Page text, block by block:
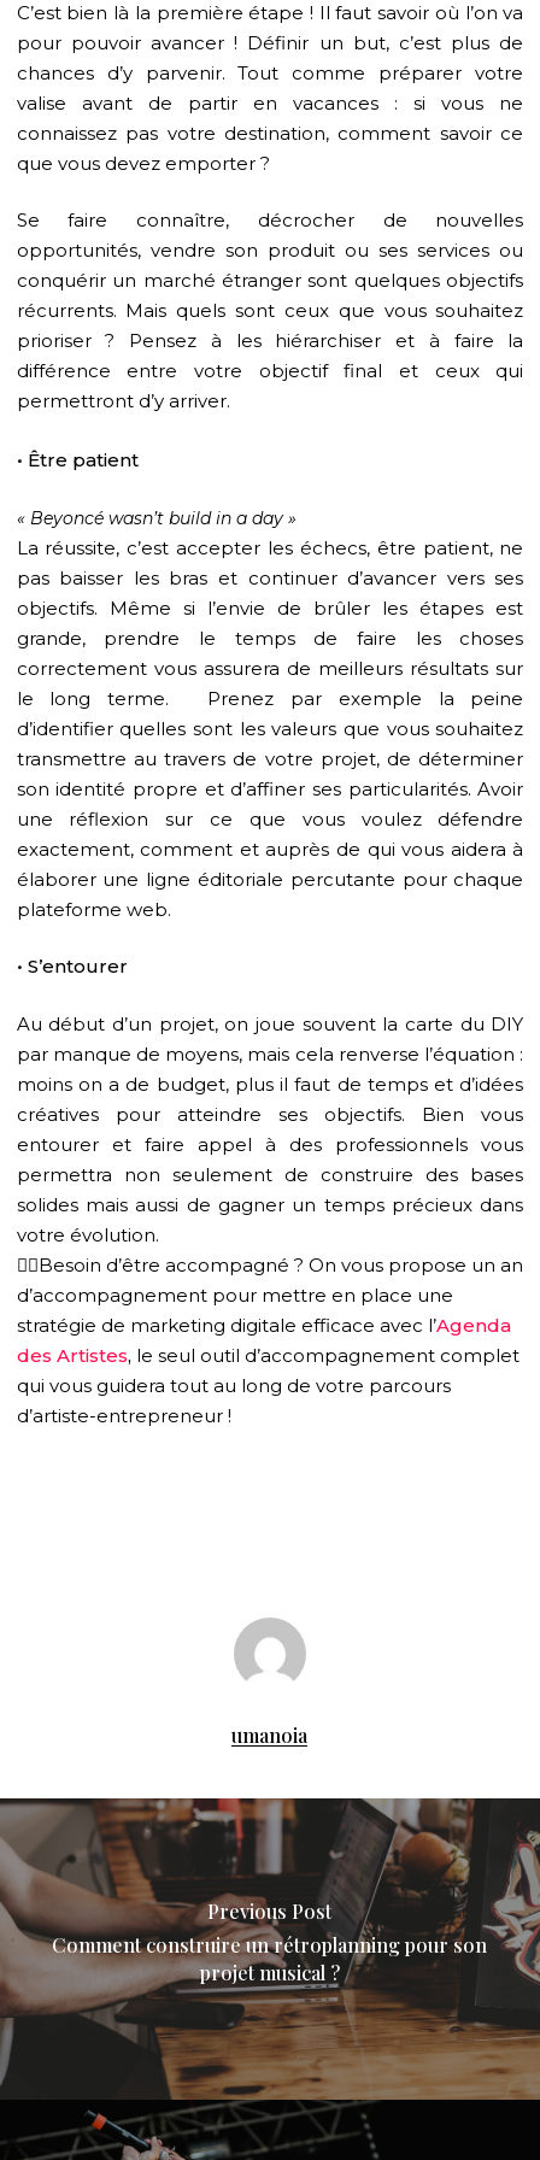
C’est bien là la première étape ! Il faut savoir où l’on va
pour pouvoir avancer ! Définir un but, c’est plus de
chances d’y parvenir. Tout comme préparer votre
valise avant de partir en vacances : si vous ne
connaissez pas votre destination, comment savoir ce
que vous devez emporter ?
Se faire connaître, décrocher de nouvelles
opportunités, vendre son produit ou ses services ou
conquérir un marché étranger sont quelques objectifs
récurrents. Mais quels sont ceux que vous souhaitez
prioriser ? Pensez à les hiérarchiser et à faire la
différence entre votre objectif final et ceux qui
permettront d’y arriver.
• Être patient
« Beyoncé wasn’t build in a day »
La réussite, c’est accepter les échecs, être patient, ne
pas baisser les bras et continuer d’avancer vers ses
objectifs. Même si l’envie de brûler les étapes est
grande, prendre le temps de faire les choses
correctement vous assurera de meilleurs résultats sur
le long terme. Prenez par exemple la peine
d’identifier quelles sont les valeurs que vous souhaitez
transmettre au travers de votre projet, de déterminer
son identité propre et d’affiner ses particularités. Avoir
une réflexion sur ce que vous voulez défendre
exactement, comment et auprès de qui vous aidera à
élaborer une ligne éditoriale percutante pour chaque
plateforme web.
• S’entourer
Au début d’un projet, on joue souvent la carte du DIY
par manque de moyens, mais cela renverse l’équation :
moins on a de budget, plus il faut de temps et d’idées
créatives pour atteindre ses objectifs. Bien vous
entourer et faire appel à des professionnels vous
permettra non seulement de construire des bases
solides mais aussi de gagner un temps précieux dans
votre évolution.
👉🏼Besoin d’être accompagné ? On vous propose un an
d’accompagnement pour mettre en place une
stratégie de marketing digitale efficace avec l’Agenda
des Artistes, le seul outil d’accompagnement complet
qui vous guidera tout au long de votre parcours
d’artiste-entrepreneur !
umanoia
Previous Post
Comment construire un rétroplanning pour son
projet musical ?